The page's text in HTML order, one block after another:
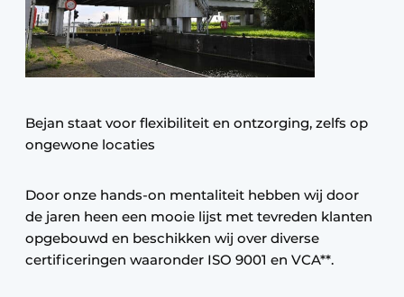
Bejan staat voor flexibiliteit en ontzorging, zelfs op
ongewone locaties
Door onze hands-on mentaliteit hebben wij door
de jaren heen een mooie lijst met tevreden klanten
opgebouwd en beschikken wij over diverse
certificeringen waaronder ISO 9001 en VCA**.